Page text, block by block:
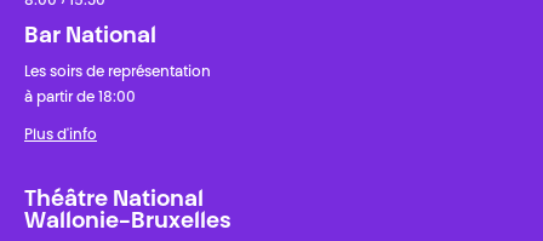
Bar National
Les soirs de représentation
à partir de 18:00
Plus d'info
Théâtre National
Wallonie-Bruxelles